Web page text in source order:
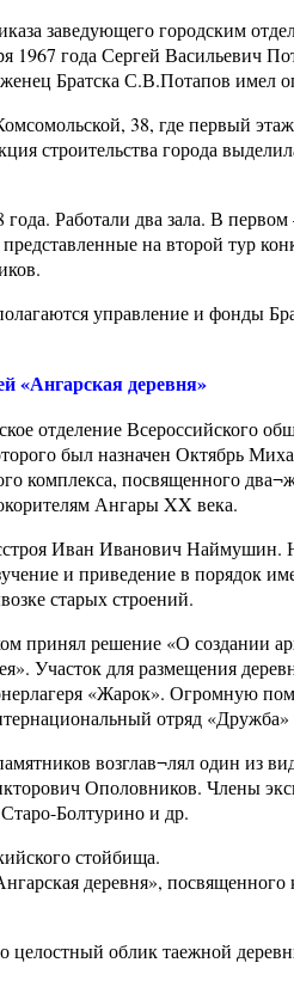
заведующего городским
1967 года Сергей Васильевич
Братска С.В.Потапов
38, где первый
строительства города
года. Работали два зала. В
на второй тур
управление и фонды
«Ангарская деревня»
отделение Всероссийского
был назначен Октябрь
комплекса, посвященного
Ангары XX века.
Иван Иванович Наймушин.
и приведение в порядок
старых строений.
принял решение «О создании
Участок для размещения
«Жарок». Огромную
отряд
возглав¬лял один из
Ополовников. Члены
Болтурино и др.
стойбища.
деревня»,
облик таежной